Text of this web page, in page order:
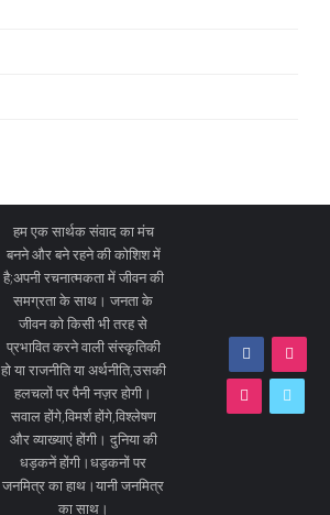
हम एक सार्थक संवाद का मंच
बनने और बने रहने की कोशिश में
है;अपनी रचनात्मकता में जीवन की
समग्रता के साथ। जनता के
जीवन को किसी भी तरह से
प्रभावित करने वाली संस्कृतिकी
हो या राजनीति या अर्थनीति,उसकी
हलचलों पर पैनी नज़र होगी।
सवाल होंगे,विमर्श होंगे,विश्लेषण
और व्याख्याएं होंगी। दुनिया की
धड़कनें होंगी।धड़कनों पर
जनमित्र का हाथ।यानी जनमित्र
का साथ।